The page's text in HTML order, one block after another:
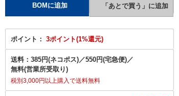
ポイント： 3ポイント(1%還元)
送料： 385円(ネコポス)／550円(宅急便)／
無料(営業所受取り)
税別3,000円以上購入で送料無料